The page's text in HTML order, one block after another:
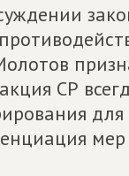
СР
для
мер